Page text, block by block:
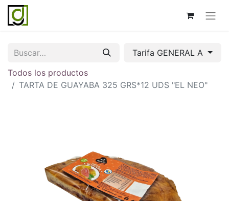
Tarifa GENERAL A
Todos los productos
TARTA DE GUAYABA 325 GRS*12 UDS "EL NEO"